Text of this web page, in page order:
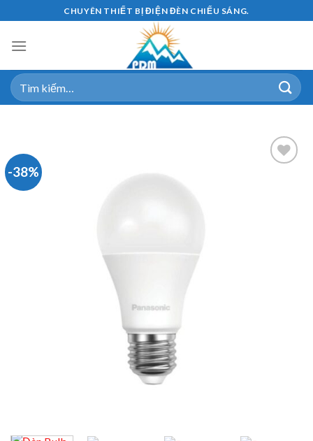
to
content
CHUYÊN THIẾT BỊ ĐIỆN ĐÈN CHIẾU SÁNG.
Tìm
kiếm:
-38%